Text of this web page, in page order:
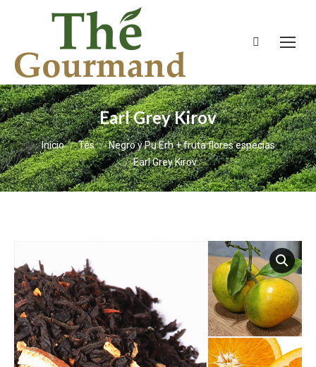
Buscar:
Earl Grey Kirov
Estás aquí:
Inicio Tés
Negro y Pu Erh + fruta flores especias
Earl Grey Kirov